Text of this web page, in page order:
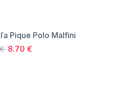
Pique Polo Malfini
€ 8.70 €